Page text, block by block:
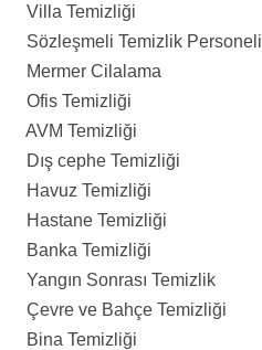
Villa Temizliği
Sözleşmeli Temizlik Personeli
Mermer Cilalama
Ofis Temizliği
AVM Temizliği
Dış cephe Temizliği
Havuz Temizliği
Hastane Temizliği
Banka Temizliği
Yangın Sonrası Temizlik
Çevre ve Bahçe Temizliği
Bina Temizliği